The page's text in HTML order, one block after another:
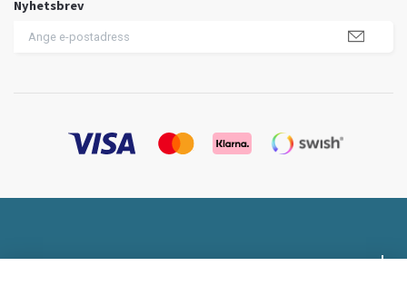
Nyhetsbrev